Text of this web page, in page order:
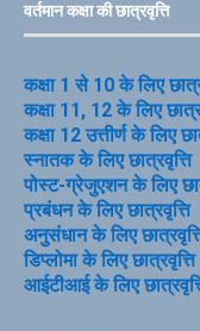
वर्तमान कक्षा की छात्रवृत्ति
कक्षा 1 से 10 के लिए
कक्षा 11, 12 के लिए
कक्षा 12 उत्तीर्ण के लिए
स्नातक के लिए छात्रवृत्ति
पोस्ट-ग्रेजुएशन के लिए
प्रबंधन के लिए छात्रवृत्ति
अनुसंधान के लिए
डिप्लोमा के लिए छात्रवृत्ति
आईटीआई के लिए